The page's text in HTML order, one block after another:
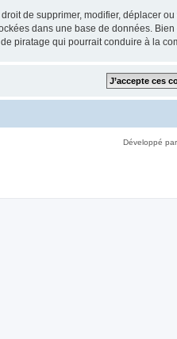
de supprimer, modifier, déplacer
dans une base de données.
piratage qui pourrait conduire à la
Développé par